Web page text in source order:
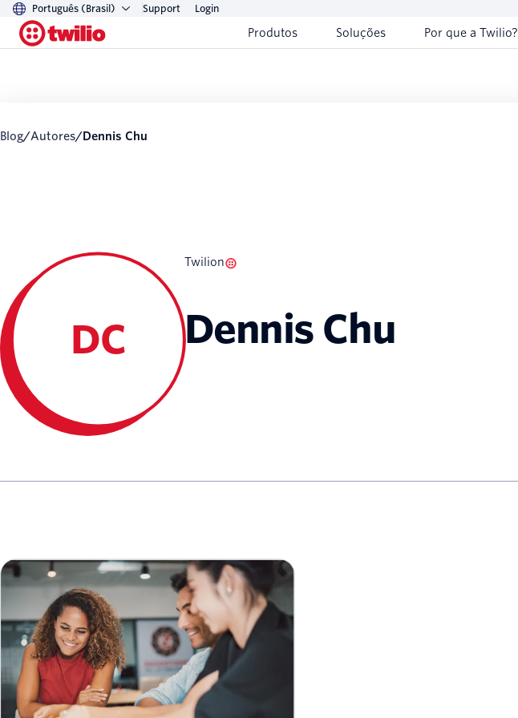
Português (Brasil) Support Login
Produtos Soluções Por que a Twilio?
Blog/ Autores/ Dennis Chu
DC
Twilion
Dennis Chu